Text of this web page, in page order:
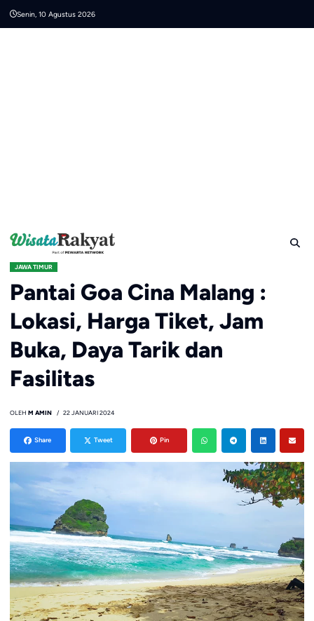
Senin, 10 Agustus 2026
JAWA TIMUR
Pantai Goa Cina Malang :
Lokasi, Harga Tiket, Jam
Buka, Daya Tarik dan
Fasilitas
OLEH M AMIN 22 JANUARI 2024
Share Tweet Pin